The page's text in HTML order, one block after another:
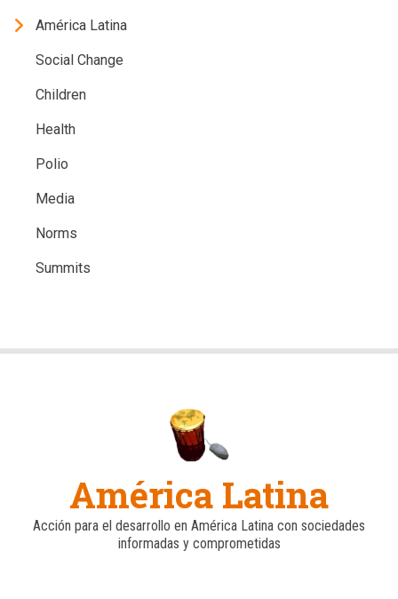
América Latina
Social Change
Children
Health
Polio
Media
Norms
Summits
América Latina
Acción para el desarrollo en América Latina con sociedades
informadas y comprometidas